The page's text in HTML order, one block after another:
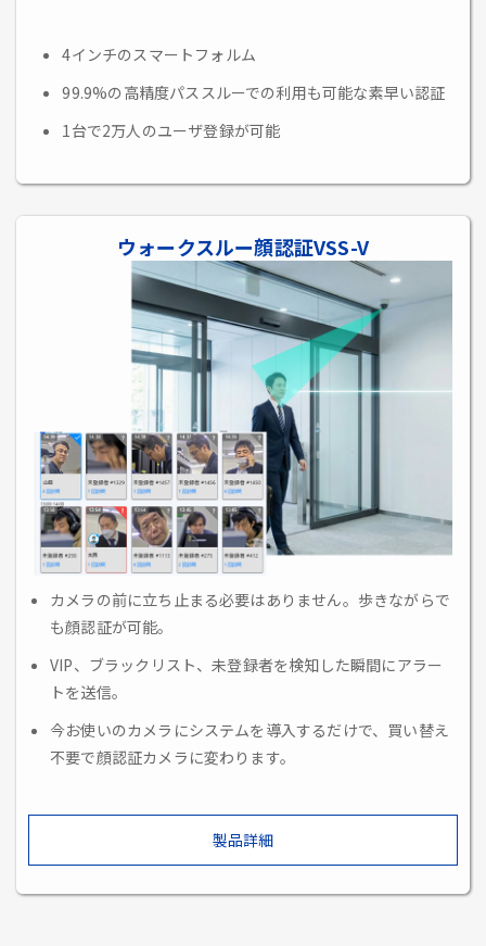
4インチのスマートフォルム
99.9%の高精度パススルーでの利用も可能な素早い認証
1台で2万人のユーザ登録が可能
ウォークスルー顔認証VSS-V
カメラの前に立ち止まる必要はありません。歩きながらで
も顔認証が可能。
VIP、ブラックリスト、未登録者を検知した瞬間にアラー
トを送信。
今お使いのカメラにシステムを導入するだけで、買い替え
不要で顔認証カメラに変わります。
製品詳細